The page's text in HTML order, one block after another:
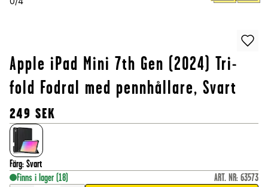
Apple iPad Mini 7th Gen (2024) Tri-
fold Fodral med pennhållare, Svart
249 SEK
Färg: Svart
Finns i lager (18) ART. NR: 63573